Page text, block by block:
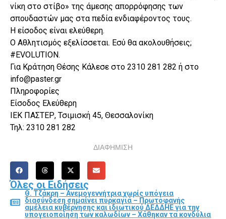
νίκη στο στίβο» της άμεσης απορρόφησης των
σπουδαστών μας στα πεδία ενδιαφέροντος τους.
Η είσοδος είναι ελεύθερη.
Ο Αθλητισμός εξελίσσεται. Εσύ θα ακολουθήσεις;
#EVOLUTION.
Για Κράτηση Θέσης Κάλεσε στο 2310 281 282 ή στο
info@paster.gr
Πληροφορίες
Είσοδος Ελεύθερη
ΙΕΚ ΠΑΣΤΕΡ, Τσιμισκή 45, Θεσσαλονίκη
Τηλ: 2310 281 282
ΔΙΑΦΗΜΙΣΗ
Όλες οι Ειδήσεις
Θ. Τζάκρη – Ανεμογεννήτρια χωρίς υπόγεια
διασύνδεση σημαίνει πυρκαγιά – Πρωτοφανής
αμέλεια κυβέρνησης και ιδιωτικού ΔΕΔΔΗΕ για την
υπογειοποίηση των καλωδίων – Χάθηκαν τα κονδύλια